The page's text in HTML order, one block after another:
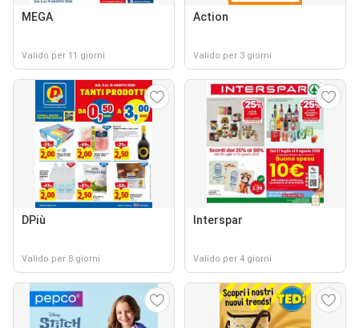
MEGA
Valido per 11 giorni
Action
Valido per 3 giorni
DPiù
Valido per 8 giorni
Interspar
Valido per 4 giorni